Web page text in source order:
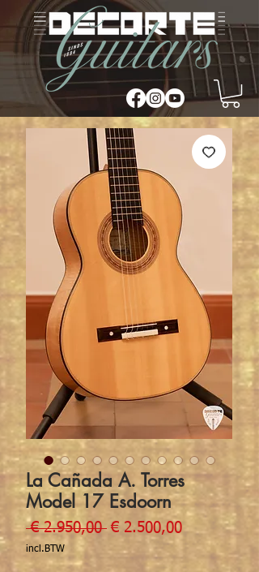
La Cañada A. Torres
Model 17 Esdoorn
€ 2.950,00 Normale prijs
€ 2.500,00Verkoopprijs
incl.BTW